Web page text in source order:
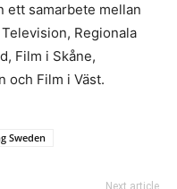
ett samarbete mellan
Regionala
Film i Skåne,
och Film i Väst.
Sweden
Next article